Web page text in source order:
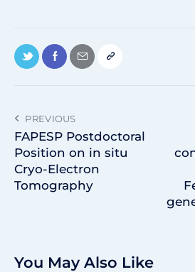
PREVIOUS
FAPESP Postdoctoral
Position on in situ
Cryo-Electron
Tomography
You May Also Like